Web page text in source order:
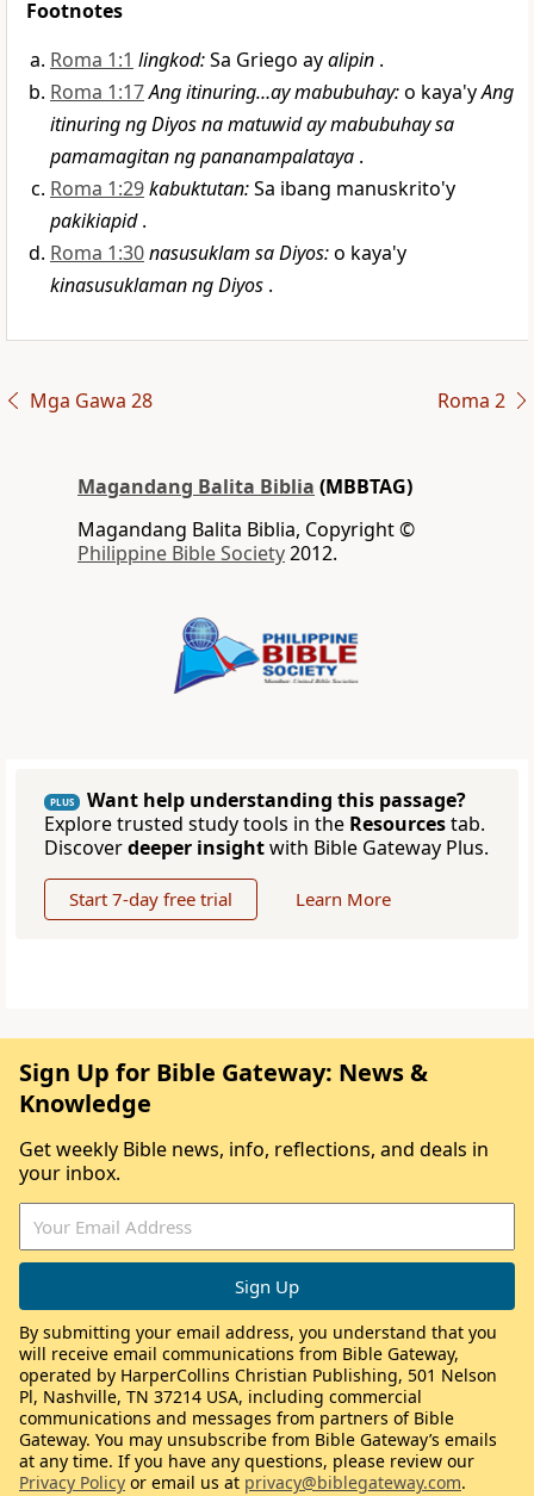
Footnotes
Roma 1:1 lingkod:Sa Griego ayalipin .
Roma 1:17Ang itinuring…ay mabubuhay:o kaya'yAng
itinuring ng Diyos na matuwid ay mabubuhay sa
pamamagitan ng pananampalataya .
Roma 1:29kabuktutan:Sa ibang manuskrito'y
pakikiapid.
Roma 1:30nasusuklam sa Diyos:o kaya'y
kinasusuklaman ng Diyos .
Mga Gawa 28 Roma 2
Magandang Balita Biblia (MBBTAG)
Magandang Balita Biblia, Copyright ©
Philippine Bible Society2012.
PLUS
Want help understanding this passage?
Explore trusted study tools in the Resourcestab.
Discoverdeeper insightwith Bible Gateway Plus.
Start 7-day free trial Learn More
Sign Up for Bible Gateway: News &
Knowledge
Get weekly Bible news, info, reflections, and deals in
your inbox.
By submitting your email address, you understand that you
will receive email communications from Bible Gateway,
operated by HarperCollins Christian Publishing, 501 Nelson
Pl, Nashville, TN 37214 USA, including commercial
communications and messages from partners of Bible
Gateway. You may unsubscribe from Bible Gateway’s emails
at any time. If you have any questions, please review our
Privacy Policy or email us at privacy@biblegateway.com.